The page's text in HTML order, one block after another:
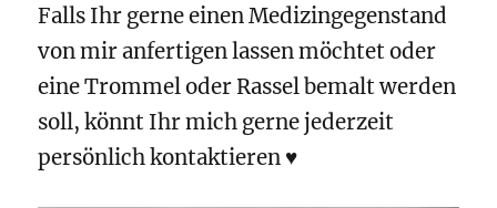
Falls Ihr gerne einen Medizingegenstand
von mir anfertigen lassen möchtet oder
eine Trommel oder Rassel bemalt werden
soll, könnt Ihr mich gerne jederzeit
persönlich kontaktieren ♥